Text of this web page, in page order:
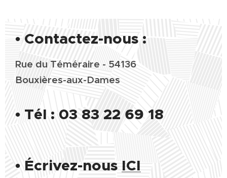
• Contactez-nous :
Rue du Téméraire - 54136
Bouxières-aux-Dames
• Tél : 03 83 22 69 18
• Écrivez-nous ICI